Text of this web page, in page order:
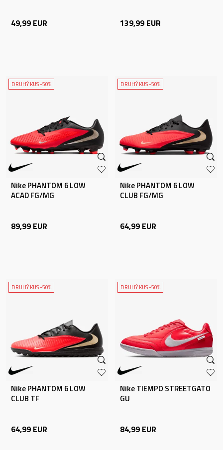
49,99 EUR 139,99 EUR
DRUHÝ KUS -50%
Nike PHANTOM 6 LOW
ACAD FG/MG
89,99 EUR
DRUHÝ KUS -50%
Nike PHANTOM 6 LOW
CLUB FG/MG
64,99 EUR
DRUHÝ KUS -50%
Nike PHANTOM 6 LOW
CLUB TF
64,99 EUR
DRUHÝ KUS -50%
Nike TIEMPO STREETGATO
GU
84,99 EUR